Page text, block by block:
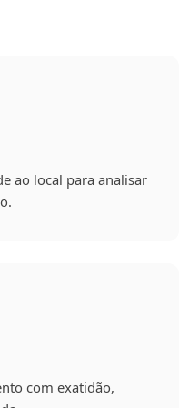
ao local para analisar
com exatidão,